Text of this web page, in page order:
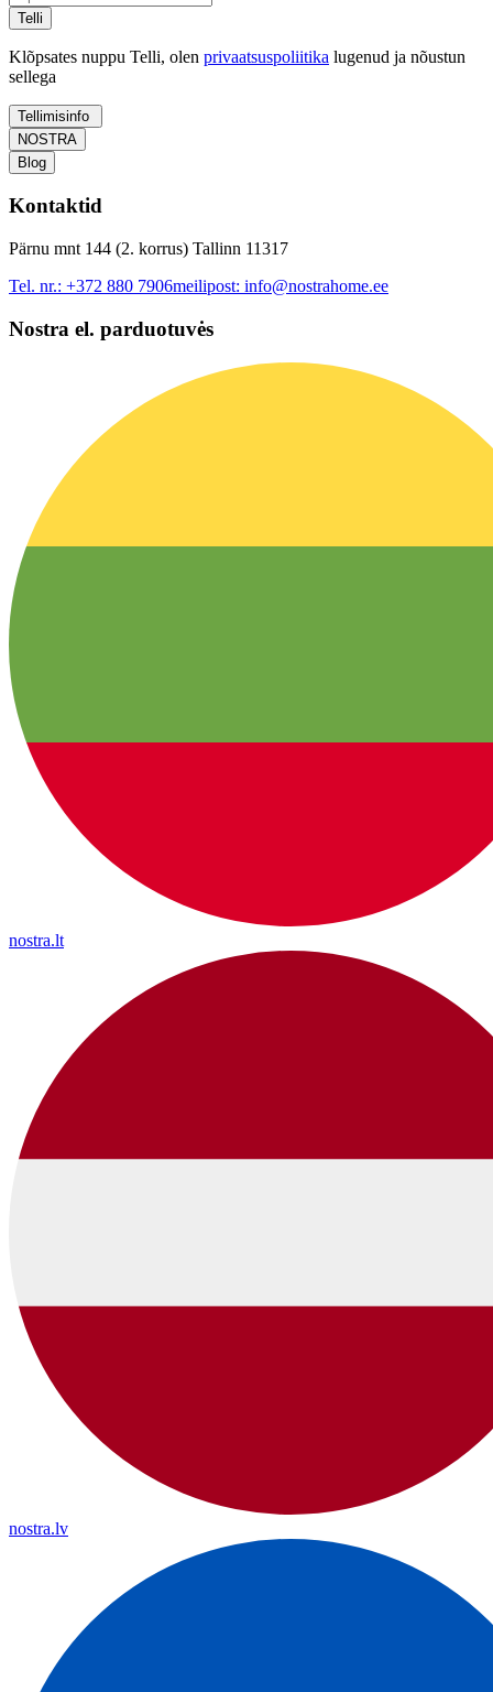
Telli
Klõpsates nuppu Telli, olen privaatsuspoliitika lugenud ja nõustun
sellega
Tellimisinfo
NOSTRA
Blog
Kontaktid
Pärnu mnt 144 (2. korrus) Tallinn 11317
Tel. nr.: +372 880 7906meilipost: info@nostrahome.ee
Nostra el. parduotuvės
nostra.lt
nostra.lv